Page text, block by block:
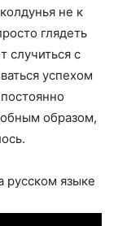
не к
глядеть
случиться с
успехом
образом,
русском языке